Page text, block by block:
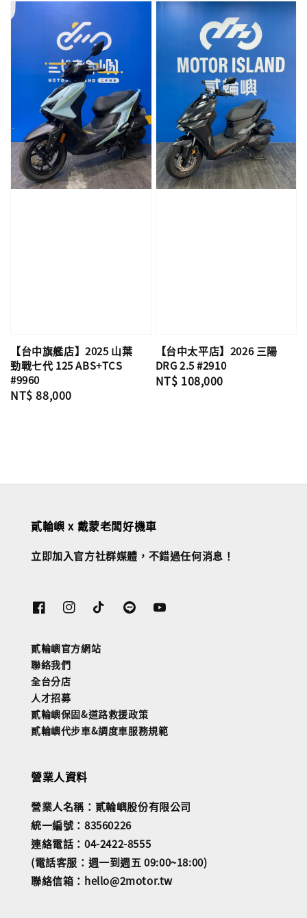
【台中旗艦店】2025 山葉
勁戰七代 125 ABS+TCS
#9960
Regular
NT$ 88,000
【台中太平店】2026 三陽
DRG 2.5 #2910
Regular
NT$ 108,000
貳輪嶼 x 戴蒙老闆好機車
立即加入官方社群媒體，不錯過任何消息！
貳輪嶼官方網站
聯絡我們
全台分店
人才招募
貳輪嶼保固&道路救援政策
貳輪嶼代步車&調度車服務規範
營業人資料
營業人名稱：貳輪嶼股份有限公司
統一編號：83560226
連絡電話：04-2422-8555
(電話客服：週一到週五 09:00~18:00)
聯絡信箱：hello@2motor.tw